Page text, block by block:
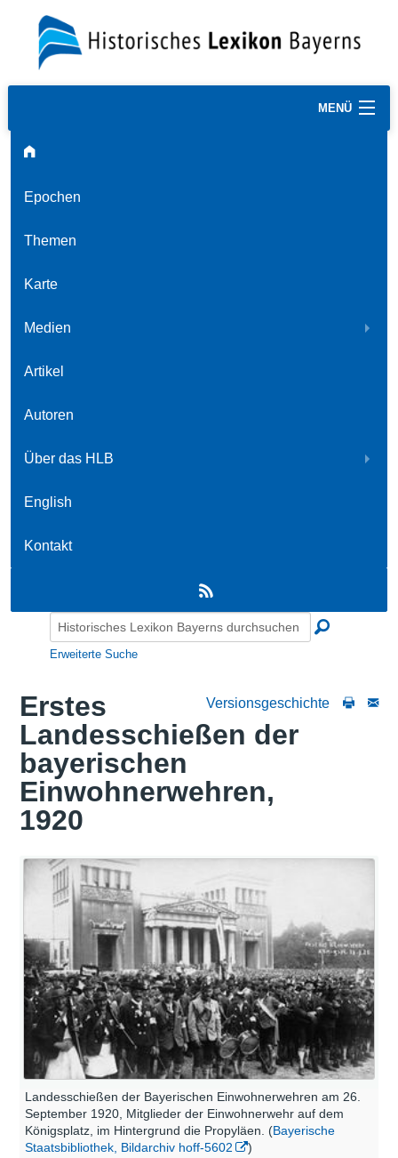
MENÜ
Epochen
Themen
Karte
Medien
Artikel
Autoren
Über das HLB
English
Kontakt
Erweiterte Suche
Versionsgeschichte
Erstes
Landesschießen der
bayerischen
Einwohnerwehren,
1920
Landesschießen der Bayerischen Einwohnerwehren am 26.
September 1920, Mitglieder der Einwohnerwehr auf dem
Königsplatz, im Hintergrund die Propyläen. (Bayerische
Staatsbibliothek, Bildarchiv hoff-5602
)